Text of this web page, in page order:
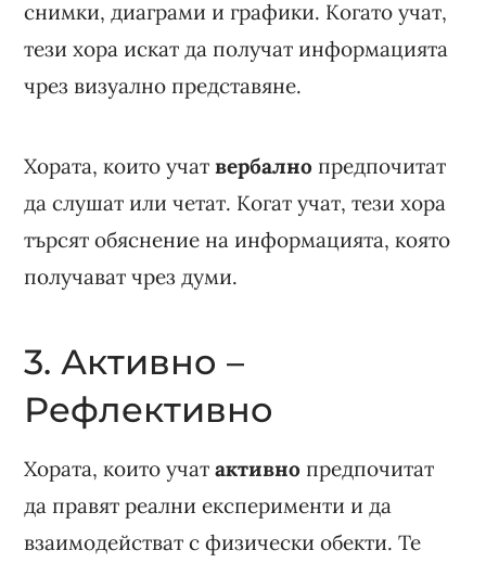
снимки, диаграми и графики. Когато учат,
тези хора искат да получат информацията
чрез визуално представяне.
Хората, които учатвербално предпочитат
да слушат или четат. Когат учат, тези хора
търсят обяснение на информацията, която
получават чрез думи.
3. Активно –
Рефлективно
Хората, които учатактивно предпочитат
да правят реални експерименти и да
взаимодействат с физически обекти. Те